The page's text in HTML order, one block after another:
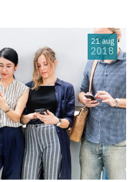
21 aug
2018